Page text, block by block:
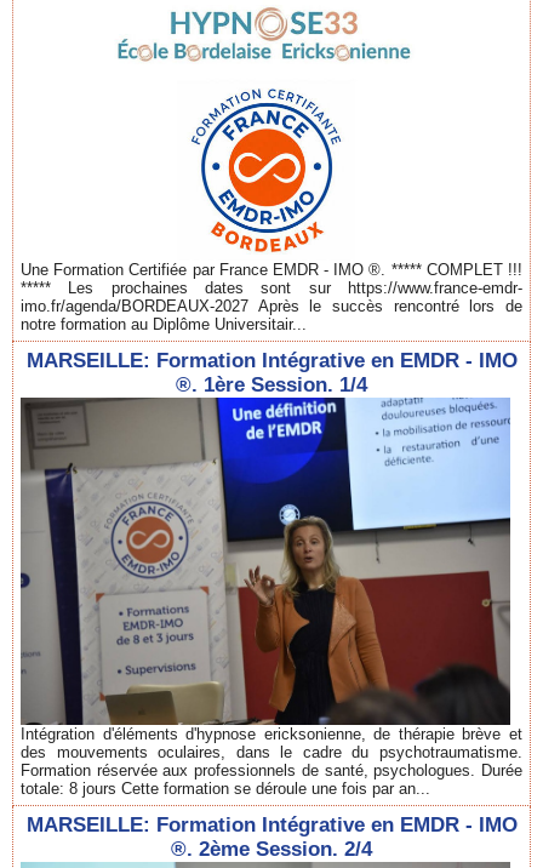
Une Formation Certifiée par France EMDR - IMO ®. ***** COMPLET !!!
***** Les prochaines dates sont sur https://www.france-emdr-
imo.fr/agenda/BORDEAUX-2027 Après le succès rencontré lors de
notre formation au Diplôme Universitair...
MARSEILLE: Formation Intégrative en EMDR - IMO
®. 1ère Session. 1/4
Intégration d'éléments d'hypnose ericksonienne, de thérapie brève et
des mouvements oculaires, dans le cadre du psychotraumatisme.
Formation réservée aux professionnels de santé, psychologues. Durée
totale: 8 jours Cette formation se déroule une fois par an...
MARSEILLE: Formation Intégrative en EMDR - IMO
®. 2ème Session. 2/4